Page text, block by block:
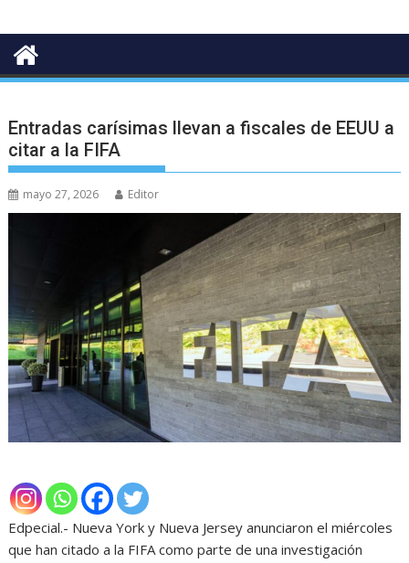
Entradas carísimas llevan a fiscales de EEUU a
citar a la FIFA
mayo 27, 2026 Editor
Edpecial.- Nueva York y Nueva Jersey anunciaron el miércoles
que han citado a la FIFA como parte de una investigación